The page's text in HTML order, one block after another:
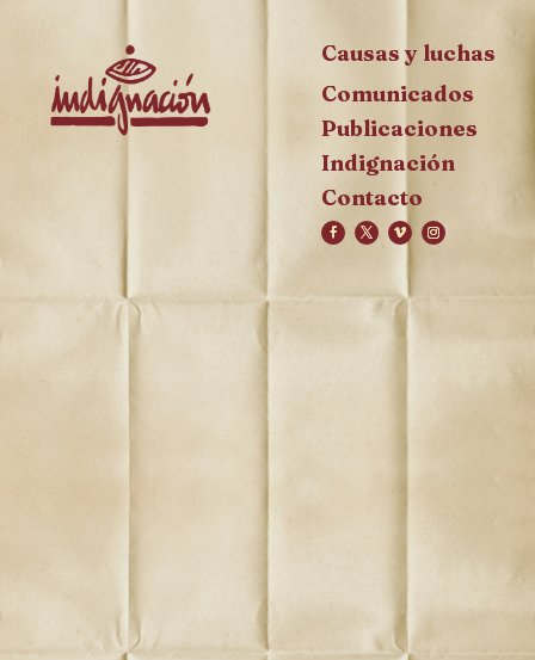
Causas y luchas
Comunicados
Publicaciones
Indignación
Contacto